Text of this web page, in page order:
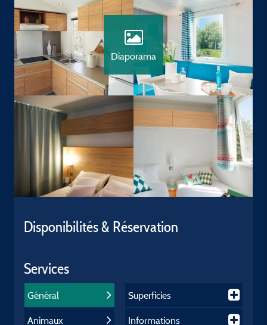
Diaporama
Disponibilités & Réservation
Services
Général
Animaux
Superficies
Informations